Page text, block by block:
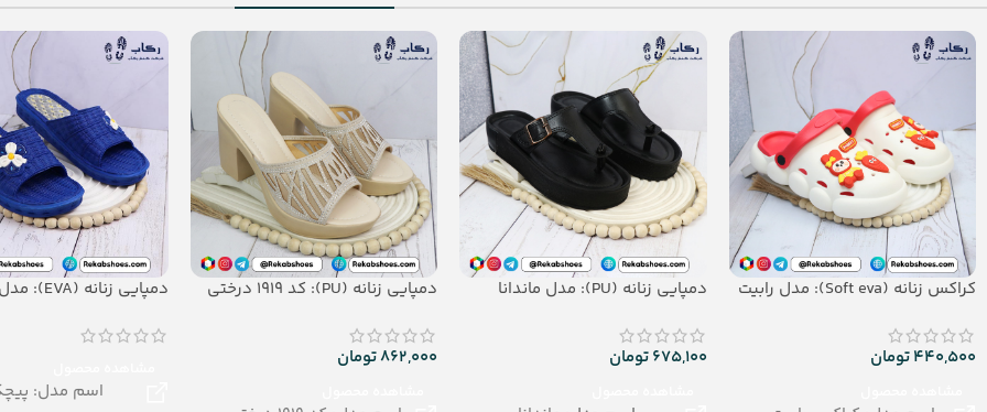
کراکس زنانه (Soft eva): مدل رابیت
440,500تومان
دمپایی زنانه (PU): مدل ماندانا
675,100تومان
دمپایی زنانه (PU): کد 1919 درختی
862,000تومان
دمپایی زنانه (EVA): مدل پیچک
اسم مدل: